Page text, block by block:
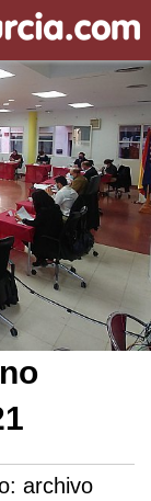
archivo